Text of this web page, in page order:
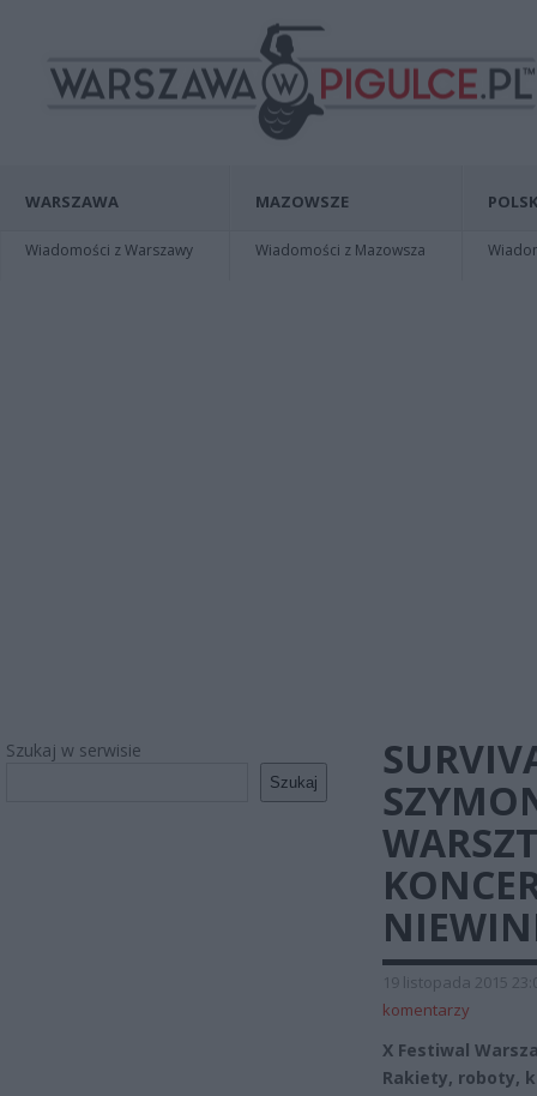
WARSZAWA
Wiadomości z Warszawy
MAZOWSZE
Wiadomości z Mazowsza
Szukaj w serwisie
Szukaj
19 listopada 2015
komentarzy
X Festiwal
Rakiety, roboty,